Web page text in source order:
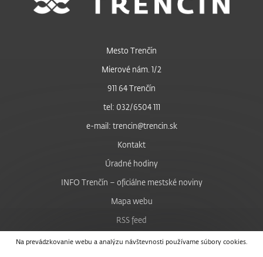
Na prevádzkovanie webu a analýzu návštevnosti používame súbory cookies.
Mesto Trenčín
Mierové nám. 1/2
911 64 Trenčín
tel: 032/6504 111
e-mail: trencin@trencin.sk
Kontakt
Úradné hodiny
INFO Trenčín – oficiálne mestské noviny
Mapa webu
RSS feed
Nastavenie cookies